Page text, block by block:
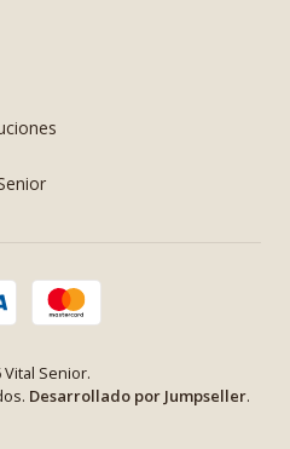
Vital Senior.
Desarrollado por Jumpseller.